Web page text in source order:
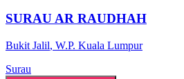
SURAU AR RAUDHAH
Bukit Jalil, W.P. Kuala Lumpur
Surau